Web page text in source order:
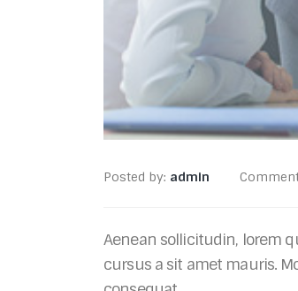
Posted by: admin
Aenean sollicitudin, lorem
cursus a sit amet mauris.